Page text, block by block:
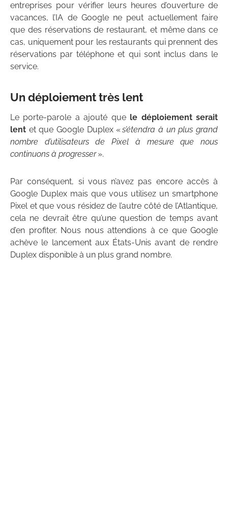
entreprises pour vérifier leurs heures d’ouverture de
vacances, l’IA de Google ne peut actuellement faire
que des réservations de restaurant, et même dans ce
cas, uniquement pour les restaurants qui prennent des
réservations par téléphone et qui sont inclus dans le
service.
Un déploiement très lent
Le porte-parole a ajouté que le déploiement serait
lent et que Google Duplex «s’étendra à un plus grand
nombre d’utilisateurs de Pixel à mesure que nous
continuons à progresser».
Par conséquent, si vous n’avez pas encore accès à
Google Duplex mais que vous utilisez un smartphone
Pixel et que vous résidez de l’autre côté de l’Atlantique,
cela ne devrait être qu’une question de temps avant
d’en profiter. Nous nous attendions à ce que Google
achève le lancement aux États-Unis avant de rendre
Duplex disponible à un plus grand nombre.